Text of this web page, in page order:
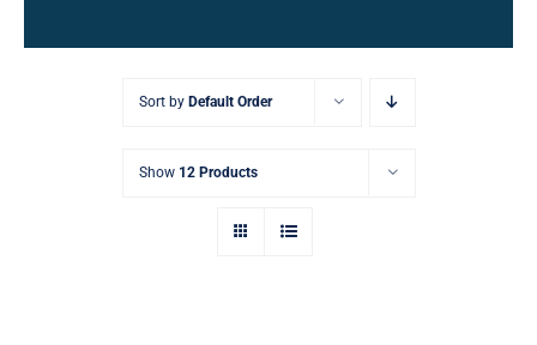
Sort by Default Order
Show 12 Products